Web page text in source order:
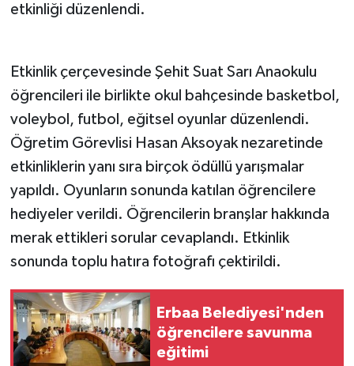
etkinliği düzenlendi.
Etkinlik çerçevesinde Şehit Suat Sarı Anaokulu
öğrencileri ile birlikte okul bahçesinde basketbol,
voleybol, futbol, eğitsel oyunlar düzenlendi.
Öğretim Görevlisi Hasan Aksoyak nezaretinde
etkinliklerin yanı sıra birçok ödüllü yarışmalar
yapıldı. Oyunların sonunda katılan öğrencilere
hediyeler verildi. Öğrencilerin branşlar hakkında
merak ettikleri sorular cevaplandı. Etkinlik
sonunda toplu hatıra fotoğrafı çektirildi.
Erbaa Belediyesi'nden
öğrencilere savunma
eğitimi